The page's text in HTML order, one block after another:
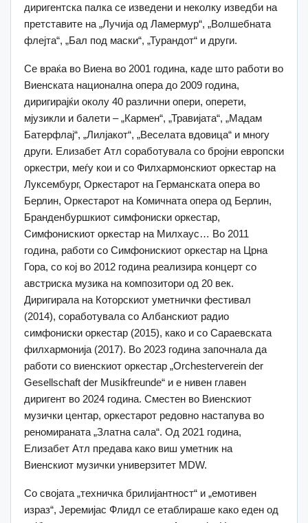
диригентска палка се изведени и неколку изведби на
претставите на „Лучија од Ламермур“, „Волшебната
флејта“, „Бал под маски“, „Турандот“ и други.
Се враќа во Виена во 2001 година, каде што работи во
Виенската национална опера до 2009 година,
диригирајќи околу 40 различни опери, оперети,
мјузикли и балети – „Кармен“, „Травијата“, „Мадам
Батерфлај“, „Лилјакот“, „Веселата вдовица“ и многу
други. Елизабет Атл соработувала со бројни европски
оркестри, меѓу кои и со Филхармонскиот оркестар на
Луксембург, Оркестарот на Германската опера во
Берлин, Оркестарот на Комичната опера од Берлин,
Бранденбуршкиот симфониски оркестар,
Симфонискиот оркестар на Милхаус… Во 2011
година, работи со Симфонискиот оркестар на Црна
Гора, со кој во 2012 година реализира концерт со
австриска музика на композитори од 20 век.
Диригирала на Которскиот уметнички фестивал
(2014), соработувала со Албанскиот радио
симфониски оркестар (2015), како и со Сараевската
филхармонија (2017). Во 2023 година започнала да
работи со виенскиот оркестар „Orchesterverein der
Gesellschaft der Musikfreunde“ и e нивен главен
диригент во 2024 година. Сместен во Виенскиот
музички центар, оркестарот редовно настапува во
реномираната „Златна сала“. Од 2021 година,
Елизабет Атл предава како виш уметник на
Виенскиот музички универзитет MDW.
Со својата „техничка брилијантност“ и „емотивен
израз“, Јеремијас Флидл се етаблираше како еден од